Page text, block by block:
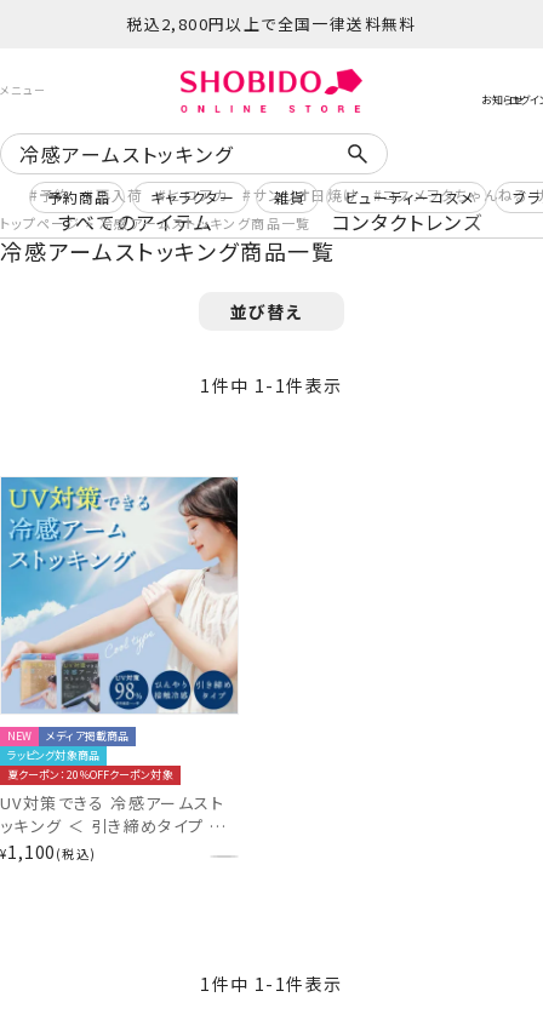
税込2,800円以上で全国一律送料無料
予約 再入荷 ヒロアカ サンリオ日焼け コスメヲタちゃんねる
すべてのアイテム コンタクトレンズ
予約商品 キャラクター 雑貨 ビューティーコスメ ブ
トップページ 冷感アームストッキング商品一覧
冷感アームストッキング商品一覧
並び替え
1件中 1- 1件表示
NEW
メディア掲載商品
ラッピング対象商品
夏クーポン：20％OFFクーポン対象
UV対策できる 冷感アームスト
ッキング ＜ 引き締めタイプ ベ
ージュ/引き締めタイプ ブラック
¥1,100 税込
1 件中 1 - 1件表示